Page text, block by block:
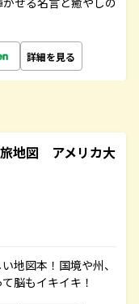
詳細を見る
地図 アメリカ大
地図本！国境や州、
脳もイキイキ！